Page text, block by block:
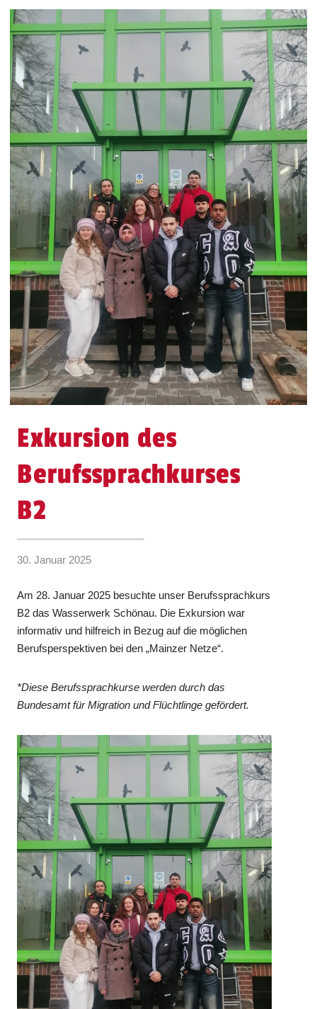
Exkursion des
Berufssprachkurses
B2
30. Januar 2025
Am 28. Januar 2025 besuchte unser Berufssprachkurs
B2 das Wasserwerk Schönau. Die Exkursion war
informativ und hilfreich in Bezug auf die möglichen
Berufsperspektiven bei den „Mainzer Netze“.
*Diese Berufssprachkurse werden durch das
Bundesamt für Migration und Flüchtlinge gefördert.